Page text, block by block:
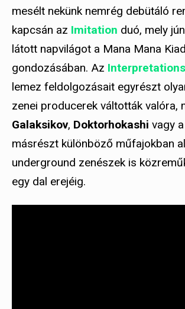
mesélt nekünk nemrég debütáló
kapcsán az Imitation duó, mely
látott napvilágot a Mana Mana
gondozásában. Az Interpretations
lemez feldolgozásait egyrészt
zenei producerek váltották valóra,
Galaksikov, Doktorhokashi vagy a
másrészt különböző műfajokban
underground zenészek is
egy dal erejéig.